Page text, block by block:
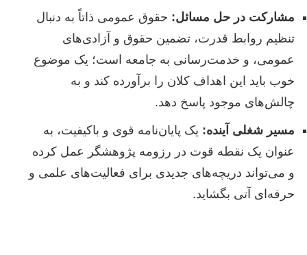
مشارکت در حل مسائل: حقوق عمومی ذاتاً به دنبال
تنظیم روابط قدرت، تضمین حقوق و آزادی‌های
عمومی، و خدمت‌رسانی به جامعه است؛ یک موضوع
خوب باید این اهداف کلان را برآورده کند و به
چالش‌های موجود پاسخ دهد.
مسیر شغلی آینده: یک پایان‌نامه قوی و باکیفیت، به
عنوان یک نقطه قوت در رزومه پژوهشگر عمل کرده
و می‌تواند دریچه‌های جدیدی برای فعالیت‌های علمی و
حرفه‌ای آتی بگشاید.